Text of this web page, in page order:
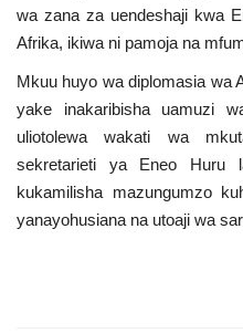
Language
English Swahili español
French Arabic
wa zana za uendeshaji kwa
Afrika, ikiwa ni pamoja na
Mkuu huyo wa diplomasia wa
yake inakaribisha uamuzi
uliotolewa wakati wa
sekretarieti ya Eneo Huru
kukamilisha mazungumzo
yanayohusiana na utoaji wa